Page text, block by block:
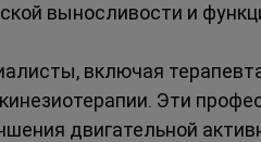
выносливости и
включая
Эти
двигательной